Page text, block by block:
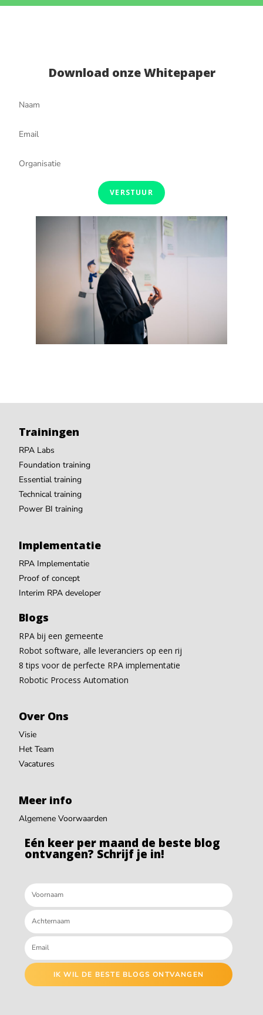
Download onze Whitepaper
VERSTUUR
Trainingen
RPA Labs
Foundation training
Essential training
Technical training
Power BI training
Implementatie
RPA Implementatie
Proof of concept
Interim RPA developer
Blogs
RPA bij een gemeente
Robot software, alle leveranciers op een rij
8 tips voor de perfecte RPA implementatie
Robotic Process Automation
Over Ons
Visie
Het Team
Vacatures
Meer info
Algemene Voorwaarden
Eén keer per maand de beste blog
ontvangen? Schrijf je in!
IK WIL DE BESTE BLOGS ONTVANGEN